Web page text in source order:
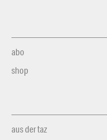
abo
shop
aus der taz